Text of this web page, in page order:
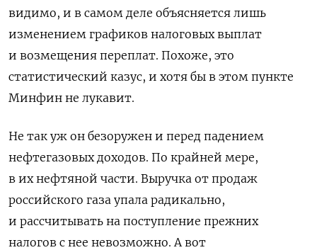
видимо, и в самом деле объясняется лишь
изменением графиков налоговых выплат
и возмещения переплат. Похоже, это
статистический казус, и хотя бы в этом пункте
Минфин не лукавит.
Не так уж он безоружен и перед падением
нефтегазовых доходов. По крайней мере,
в их нефтяной части. Выручка от продаж
российского газа упала радикально,
и рассчитывать на поступление прежних
налогов с нее невозможно. А вот